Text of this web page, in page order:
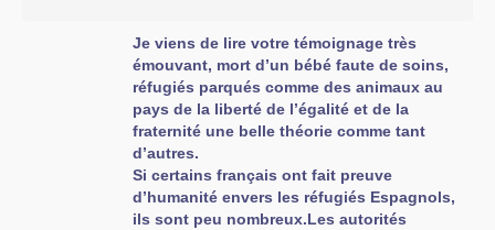
Je viens de lire votre témoignage très
émouvant, mort d’un bébé faute de soins,
réfugiés parqués comme des animaux au
pays de la liberté de l’égalité et de la
fraternité une belle théorie comme tant
d’autres.
Si certains français ont fait preuve
d’humanité envers les réfugiés Espagnols,
ils sont peu nombreux.Les autorités